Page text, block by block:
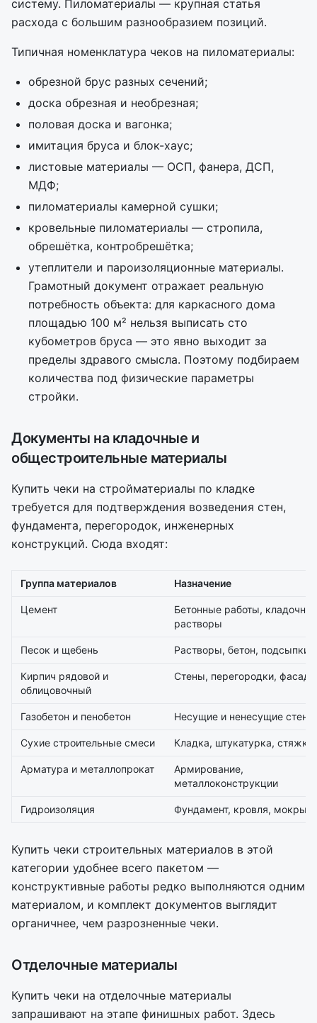
систему. Пиломатериалы — крупная статья
расхода с большим разнообразием позиций.
Типичная номенклатура чеков на пиломатериалы:
обрезной брус разных сечений;
доска обрезная и необрезная;
половая доска и вагонка;
имитация бруса и блок-хаус;
листовые материалы — ОСП, фанера, ДСП,
МДФ;
пиломатериалы камерной сушки;
кровельные пиломатериалы — стропила,
обрешётка, контробрешётка;
утеплители и пароизоляционные материалы.
Грамотный документ отражает реальную
потребность объекта: для каркасного дома
площадью 100 м² нельзя выписать сто
кубометров бруса — это явно выходит за
пределы здравого смысла. Поэтому подбираем
количества под физические параметры
стройки.
Документы на кладочные и
общестроительные материалы
Купить чеки на стройматериалы по кладке
требуется для подтверждения возведения стен,
фундамента, перегородок, инженерных
конструкций. Сюда входят:
Группа материалов Назначение
Цемент
Бетонные работы,
растворы
Песок и щебень Растворы, бетон, подсыпки
Кирпич рядовой и
облицовочный
Стены, перегородки, фасады
Газобетон и пенобетон Несущие и ненесущие стены
Сухие строительные смеси Кладка, штукатурка, стяжки
Арматура и металлопрокат
Армирование,
металлоконструкции
Гидроизоляция Фундамент, кровля, мокрые
Купить чеки строительных материалов в этой
категории удобнее всего пакетом —
конструктивные работы редко выполняются одним
материалом, и комплект документов выглядит
органичнее, чем разрозненные чеки.
Отделочные материалы
Купить чеки на отделочные материалы
запрашивают на этапе финишных работ. Здесь